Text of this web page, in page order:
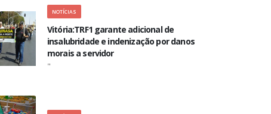
NOTÍCIAS
Vitória:TRF1 garante adicional de
insalubridade e indenização por danos
morais a servidor
"